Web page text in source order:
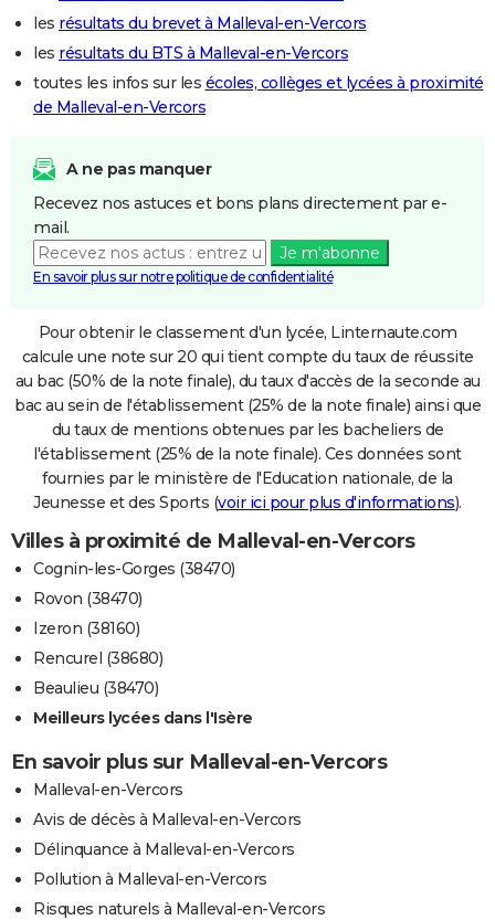
les résultats du brevet à Malleval-en-Vercors
les résultats du BTS à Malleval-en-Vercors
toutes les infos sur les écoles, collèges et lycées à proximité
de Malleval-en-Vercors
A ne pas manquer
Recevez nos astuces et bons plans directement par e-
mail.
Je m'abonne
En savoir plus sur notre politique de confidentialité
Pour obtenir le classement d'un lycée, Linternaute.com
calcule une note sur 20 qui tient compte du taux de réussite
au bac (50% de la note finale), du taux d'accès de la seconde au
bac au sein de l'établissement (25% de la note finale) ainsi que
du taux de mentions obtenues par les bacheliers de
l'établissement (25% de la note finale). Ces données sont
fournies par le ministère de l'Education nationale, de la
Jeunesse et des Sports (voir ici pour plus d'informations).
Villes à proximité de Malleval-en-Vercors
Cognin-les-Gorges (38470)
Rovon (38470)
Izeron (38160)
Rencurel (38680)
Beaulieu (38470)
Meilleurs lycées dans l'Isère
En savoir plus sur Malleval-en-Vercors
Malleval-en-Vercors
Avis de décès à Malleval-en-Vercors
Délinquance à Malleval-en-Vercors
Pollution à Malleval-en-Vercors
Risques naturels à Malleval-en-Vercors